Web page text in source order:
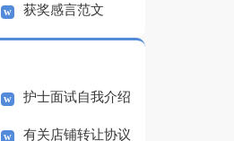
请函范文集锦八篇
获奖感言范文
护士面试自我介绍
(汇编15篇)
有关店铺转让协议